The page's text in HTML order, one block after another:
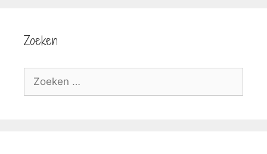
Zoeken
naar: